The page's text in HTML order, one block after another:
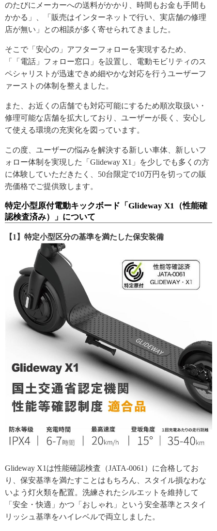
のたびにメーカーへの送料がかかり、時間もお金も手間も
かかる」、「販売はインターネットで行い、実店舗の修理
店が無い」との相談が多く寄せられてきました。
そこで「安心の」アフターフォローを実現するため、
「「電話」フォロー窓口」を設置し、電動モビリティのス
ペシャリストが迅速できめ細やかな対応を行うユーザーフ
ァーストの体制を整えました。
また、お近くの店舗でも対応可能にするため順次取扱い・
修理可能な店舗を拡大しており、ユーザーが長く、安心し
て使える環境の充実化を図っています。
この度、ユーザーの悩みを解決する新しい車体、新しいフ
ォロー体制を実現した「Glideway X1」を少しでも多くの方
に体験していただきたく、50台限定で10万円を切っての販
売価格でご提供致します。
特定小型原付電動キックボード「Glideway X1（性能確
認検査済み）」について
【1】特定小型区分の基準を満たした保安装備
Glideway X1は性能確認検査（JATA-0061）に合格してお
り、保安基準を満たすことはもちろん、スタイル損なわな
いよう灯火類を配置。洗練されたシルエットを維持して
「安全・快適」かつ「おしゃれ」という安全基準とスタイ
リッシュ基準をハイレベルで両立しました。